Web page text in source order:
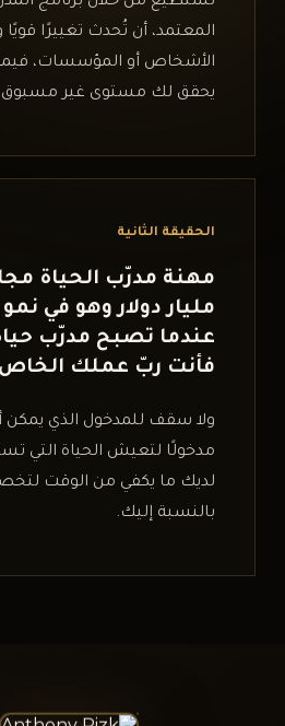
المعتمد، أن تُحدث تغييرًا قويًا
الأشخاص أو المؤسسات،
يحقق لك مستوى غير مسبوق
الحقيقة الثانية
مليار دولار وهو في
عندما تصبح مدرّب
فأنت ربّ عملك
ولا سقف للمدخول الذي
مدخولًا لتعيش الحياة التي
لديك ما يكفي من الوقت
بالنسبة إليك.